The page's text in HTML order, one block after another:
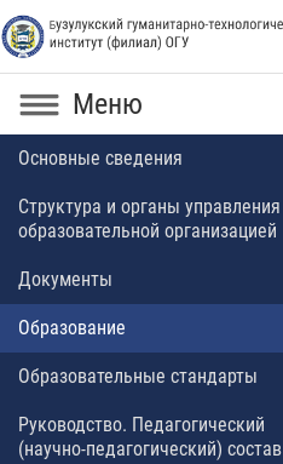
Меню
Основные сведения
Структура и органы управления
образовательной организацией
Документы
Образование
Образовательные стандарты
Руководство. Педагогический
(научно-педагогический) состав